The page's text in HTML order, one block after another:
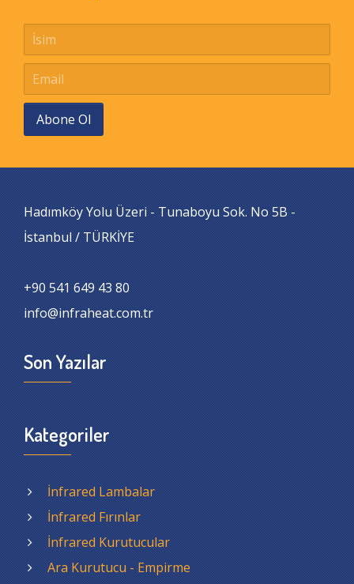
Abone Ol
Hadımköy Yolu Üzeri - Tunaboyu Sok. No 5B -
İstanbul / TÜRKİYE
+90 541 649 43 80
info@infraheat.com.tr
Son Yazılar
Kategoriler
İnfrared Lambalar
İnfrared Fırınlar
İnfrared Kurutucular
Ara Kurutucu - Empirme